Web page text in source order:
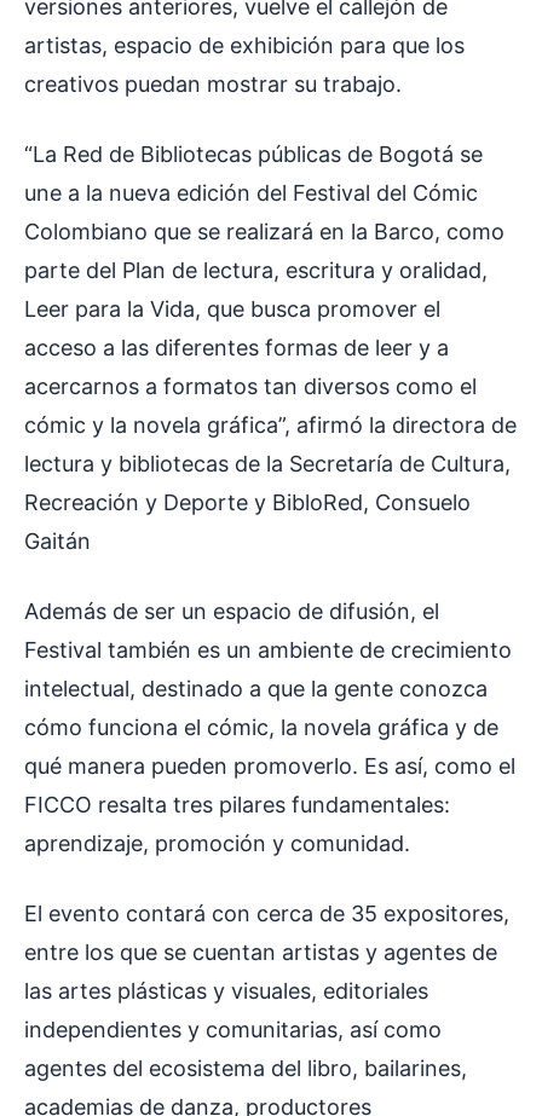
versiones anteriores, vuelve el callejón de
artistas, espacio de exhibición para que los
creativos puedan mostrar su trabajo.
“La Red de Bibliotecas públicas de Bogotá se
une a la nueva edición del Festival del Cómic
Colombiano que se realizará en la Barco, como
parte del Plan de lectura, escritura y oralidad,
Leer para la Vida, que busca promover el
acceso a las diferentes formas de leer y a
acercarnos a formatos tan diversos como el
cómic y la novela gráfica”, afirmó la directora de
lectura y bibliotecas de la Secretaría de Cultura,
Recreación y Deporte y BibloRed, Consuelo
Gaitán
Además de ser un espacio de difusión, el
Festival también es un ambiente de crecimiento
intelectual, destinado a que la gente conozca
cómo funciona el cómic, la novela gráfica y de
qué manera pueden promoverlo. Es así, como el
FICCO resalta tres pilares fundamentales:
aprendizaje, promoción y comunidad.
El evento contará con cerca de 35 expositores,
entre los que se cuentan artistas y agentes de
las artes plásticas y visuales, editoriales
independientes y comunitarias, así como
agentes del ecosistema del libro, bailarines,
academias de danza, productores